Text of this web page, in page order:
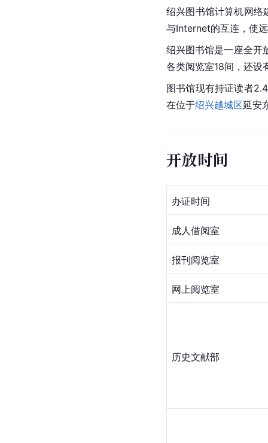
绍兴图书馆计算机网络
与Internet的互连，使
绍兴图书馆是一座全开
各类阅览室18间，还
图书馆现有持证读者
在位于绍兴越城区延安
开放时间
办证时间
成人借阅室
报刊阅览室
网上阅览室
历史文献部